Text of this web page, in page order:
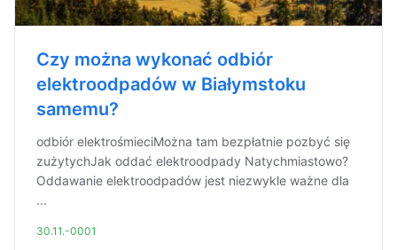
Czy można wykonać odbiór
elektroodpadów w Białymstoku
samemu?
odbiór elektrośmieciMożna tam bezpłatnie pozbyć się
zużytychJak oddać elektroodpady Natychmiastowo?
Oddawanie elektroodpadów jest niezwykle ważne dla
...
30.11.-0001